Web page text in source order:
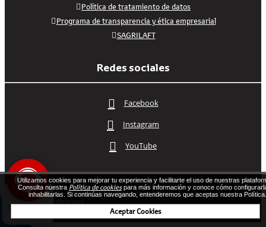
Política de tratamiento de datos
Programa de transparencia y ética empresarial
SAGRILAFT
Redes sociales
Facebook
Instagram
YouTube
2026 Vehicafe©. Todos los derechos reservados.
Términos y condiciones
eCommerce y Pagos
Utilizamos cookies para mejorar tu experiencia y facilitarte el uso de nuestras
Consulta nuestra Política de cookiespara más información y conoce cómo
inhabilitarlas. Si continúas navegando, entenderemos que aceptas nuestra Política.
Aceptar Cookies